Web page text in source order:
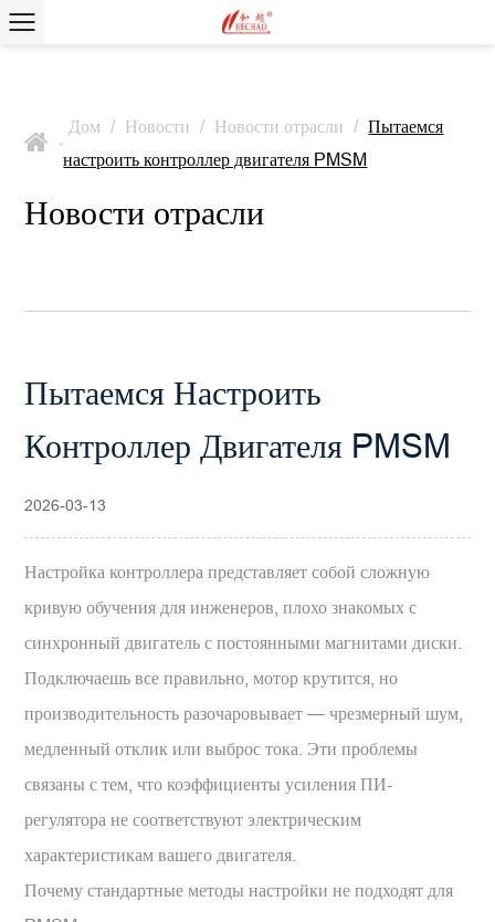
>
Дом / Новости / Новости отрасли / Пытаемся
настроить контроллер двигателя PMSM
Новости отрасли
Пытаемся Настроить
Контроллер Двигателя PMSM
2026-03-13
Настройка контроллера представляет собой сложную
кривую обучения для инженеров, плохо знакомых с
синхронный двигатель с постоянными магнитами диски.
Подключаешь все правильно, мотор крутится, но
производительность разочаровывает — чрезмерный шум,
медленный отклик или выброс тока. Эти проблемы
связаны с тем, что коэффициенты усиления ПИ-
регулятора не соответствуют электрическим
характеристикам вашего двигателя.
Почему стандартные методы настройки не подходят для